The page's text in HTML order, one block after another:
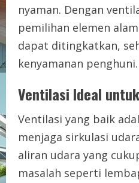
nyaman. Dengan
pemilihan elemen
dapat ditingkatkan,
kenyamanan penghuni.
Ventilasi Ideal
Ventilasi yang baik
menjaga sirkulasi
aliran udara yang
masalah seperti